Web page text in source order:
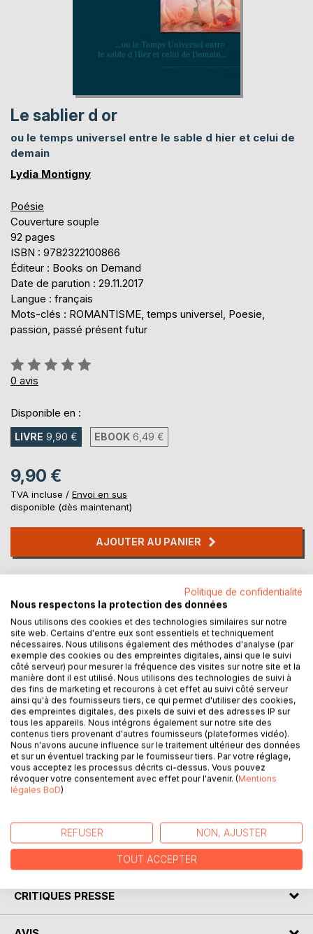
Le sablier d or
ou le temps universel entre le sable d hier et celui de
demain
Lydia Montigny
Poésie
Couverture souple
92 pages
ISBN : 9782322100866
Éditeur : Books on Demand
Date de parution : 29.11.2017
Langue : français
Mots-clés : ROMANTISME, temps universel, Poesie,
passion, passé présent futur
Évaluation:
0%
0 avis
Disponible en :
LIVRE 9,90 € EBOOK 6,49 €
9,90 €
TVA incluse / Envoi en sus
disponible (dès maintenant)
AJOUTER AU PANIER
Laisser un avis
DESCRIPTION
Le temps universel qui coule ...
Des poésies dans un sablier......Sera-t-il-vide de temps, ou
plein de toute cette vie ?... et on retourne le sablier... Hier
s'écoulera-t-il vers Demain ou vice-versa ? Où est le petit
CRITIQUES PRESSE
Politique de confidentialité
Nous respectons la protection des données
Nous utilisons des cookies et des technologies similaires sur notre
site web. Certains d'entre eux sont essentiels et techniquement
nécessaires. Nous utilisons également des méthodes d'analyse (par
exemple des cookies ou des empreintes digitales, ainsi que le suivi
côté serveur) pour mesurer la fréquence des visites sur notre site et la
manière dont il est utilisé. Nous utilisons des technologies de suivi à
des fins de marketing et recourons à cet effet au suivi côté serveur
ainsi qu'à des fournisseurs tiers, ce qui permet d'utiliser des cookies,
des empreintes digitales, des pixels de suivi et des adresses IP sur
tous les appareils. Nous intégrons également sur notre site des
contenus tiers provenant d'autres fournisseurs (plateformes vidéo).
Nous n'avons aucune influence sur le traitement ultérieur des données
et sur un éventuel tracking par le fournisseur tiers. Par votre réglage,
vous acceptez les processus décrits ci-dessus. Vous pouvez
révoquer votre consentement avec effet pour l'avenir. (Mentions
légales BoD)
REFUSER NON, AJUSTER
TOUT ACCEPTER